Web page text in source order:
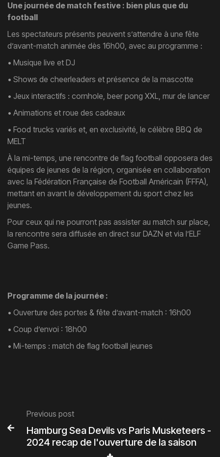
Une journée de match festive : bien plus que du
football
Les spectateurs présents peuvent s’attendre à une fête
d’avant-match animée dès 16h00, avec au programme :
• Musique live et DJ
• Shows de cheerleaders et présence de la mascotte
• Jeux interactifs : cornhole, beer pong XXL, mur de lancer
• Animations et roue des cadeaux
• Food trucks variés et, en exclusivité, le célèbre BBQ de
MELT
À la mi-temps, une rencontre de flag football opposera des
équipes de jeunes de la région, organisée en collaboration
avec la Fédération Française de Football Américain (FFFA),
mettant en avant le développement du sport chez les
jeunes.
Pour ceux qui ne pourront pas assister au match sur place,
la rencontre sera diffusée en direct sur DAZN et via l’ELF
Game Pass.
Programme de la journée :
• Ouverture des portes & fête d’avant-match : 16h00
• Coup d’envoi : 18h00
• Mi-temps : match de flag football jeunes

Previous post
Hamburg Sea Devils vs Paris Musketeers -
2024 recap de l'ouverture de la saison